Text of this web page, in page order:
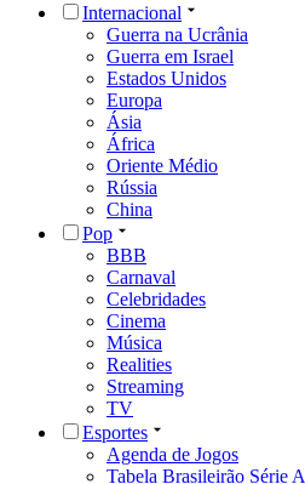
Internacional
Guerra na Ucrânia
Guerra em Israel
Estados Unidos
Europa
Ásia
África
Oriente Médio
Rússia
China
Pop
BBB
Carnaval
Celebridades
Cinema
Música
Realities
Streaming
TV
Esportes
Agenda de Jogos
Tabela Brasileirão Série A